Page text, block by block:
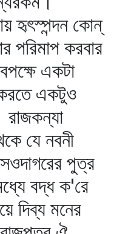
হৃৎস্পন্দন কোন্‌
পরিমাপ করবার
একটা
একটুও
রাজকন্যা
যে নবনী
পুত্র
বদ্ধ ক'রে
দিব্য মনের